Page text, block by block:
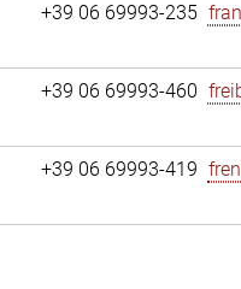
+39 06 69993-235
+39 06 69993-460
+39 06 69993-419